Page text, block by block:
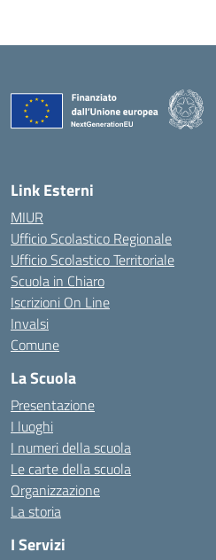
Link Esterni
MIUR
Ufficio Scolastico Regionale
Ufficio Scolastico Territoriale
Scuola in Chiaro
Iscrizioni On Line
Invalsi
Comune
La Scuola
Presentazione
I luoghi
I numeri della scuola
Le carte della scuola
Organizzazione
La storia
I Servizi